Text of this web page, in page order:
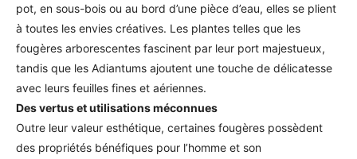
pot, en sous-bois ou au bord d’une pièce d’eau, elles se plient
à toutes les envies créatives. Les plantes telles que les
fougères arborescentes fascinent par leur port majestueux,
tandis que les Adiantums ajoutent une touche de délicatesse
avec leurs feuilles fines et aériennes.
Des vertus et utilisations méconnues
Outre leur valeur esthétique, certaines fougères possèdent
des propriétés bénéfiques pour l’homme et son